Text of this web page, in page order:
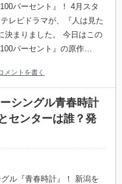
パーセント』！ 4月スタ
レビドラマが、『人は見た
決まりました。 今日はこの
パーセント』の原作…
メントを書く
シングル青春時計
センターは誰？発
ル『青春時計』！ 新潟を